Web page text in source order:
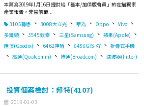
本篇為2019年1月16日提供給「基本/加值版會員」的定錨獨家
產業報告，非當前最...
3105穩懋 、 3008大立光 、 華為 、 Oppo 、 Vivo 、
多鏡頭 、 3545敦泰 、 三星(Samsung) 、 蘋果(Apple) 、
匯頂(Goodix) 、 6462神盾 、 6456GIS-KY 、 折疊式手機
、 高通(Qualcomm) 、 博通(Broadcom) 、 濾波器(Filter)
投資個案檢討：邦特(4107)
2019-01-03